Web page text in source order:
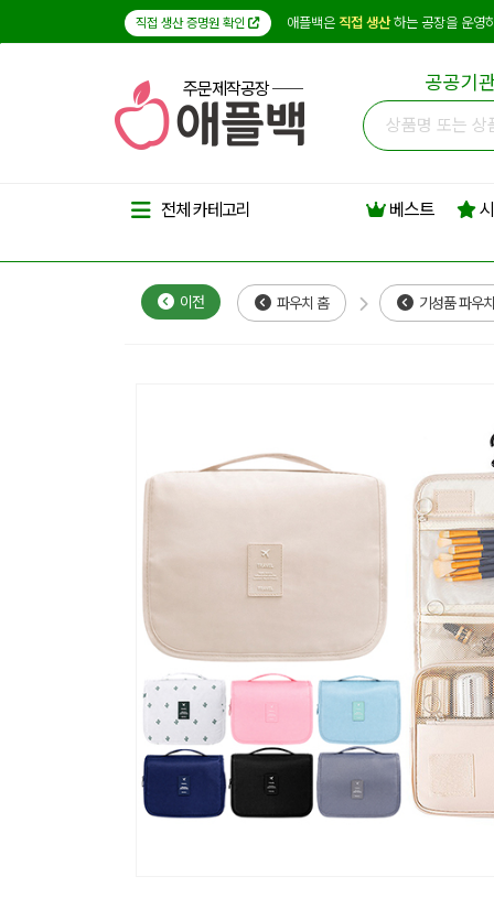
직접 생산 증명원 확인 애플백은 직접 생산하는 공장을 운영
주문제작공장 공공기
전체 카테고리 베스트
이전 파우치 홈 기성품 파우치